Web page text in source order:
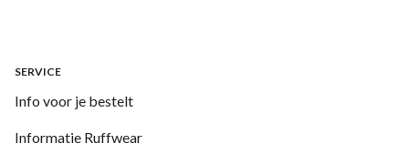
SERVICE
Info voor je bestelt
Informatie Ruffwear